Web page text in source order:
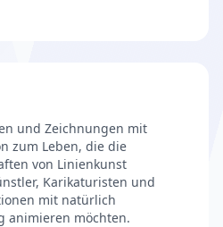
und Zeichnungen mit
zum Leben, die die
von Linienkunst
Karikaturisten und
mit natürlich
animieren möchten.